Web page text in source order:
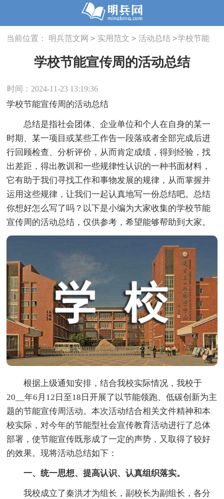
当前位置： 明兵范文网 > 实用范文 > 活动总结 >学校节能
宣传周的活动总结
学校节能宣传周的活动总结
时间：2024-11-23 13:19:36
学校节能宣传周的活动总结
总结是指社会团体、企业单位和个人在自身的某一
时期、某一项目或某些工作告一段落或者全部完成后进
行回顾检查、分析评价，从而肯定成绩，得到经验，找
出差距，得出教训和一些规律性认识的一种书面材料，
它有助于我们寻找工作和事物发展的规律，从而掌握并
运用这些规律，让我们一起认真地写一份总结吧。总结
你想好怎么写了吗？以下是小编为大家收集的学校节能
宣传周的活动总结，仅供参考，希望能够帮助到大家。
根据上级通知安排，结合我校实际情况，我校于
20__年6月12日至18日开展了以节能领跑、低碳创新为主
题的节能宣传周活动。本次活动结合相关文件精神和本
校实际，对今年的节能型社会宣传教育活动进行了总体
部署，使节能宣传既形成了一定的声势，又取得了较好
的效果。现将活动总结如下：
一、统一思想、提高认识、认真组织落实。
我校成立了秦洪才为组长，副校长为副组长，各分